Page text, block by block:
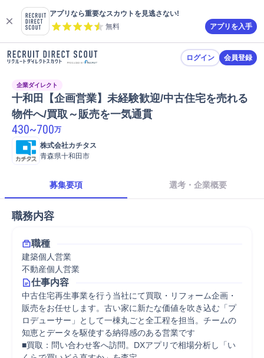
アプリなら重要なスカウトを見逃さない!
無料
アプリを入手
ログイン 会員登録
企業ダイレクト
十和田【企画営業】未経験歓迎/中古住宅を売れる
物件へ/買取～販売を一気通貫
430~700万
株式会社カチタス
青森県十和田市
募集要項 選考・企業概要
職務内容
職種
建築個人営業
不動産個人営業
仕事内容
中古住宅再生事業を行う当社にて買取・リフォーム企画・
販売をお任せします。古い家に新たな価値を吹き込む「プ
ロデューサー」として一棟丸ごと全工程を担当。チームの
知恵とデータを駆使する納得感のある営業です
■買取：問い合わせ客へ訪問。DXアプリで相場分析し「い